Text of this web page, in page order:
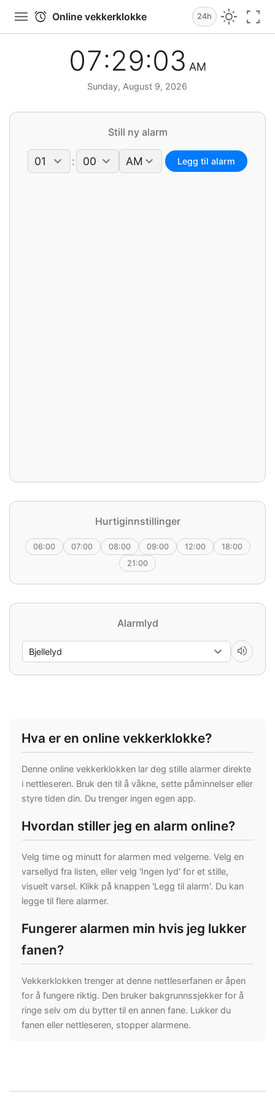
menu alarm Online vekkerklokke 24h light_mode fullscreen
07:29:03 AM
Sunday, August 9, 2026
Still ny alarm
: Legg til alarm
Hurtiginnstillinger
06:00 07:00 08:00 09:00 12:00
18:00
21:00
Alarmlyd
volume_up
Hva er en online vekkerklokke?
Denne online vekkerklokken lar deg stille alarmer direkte
i nettleseren. Bruk den til å våkne, sette påminnelser eller
styre tiden din. Du trenger ingen egen app.
Hvordan stiller jeg en alarm online?
Velg time og minutt for alarmen med velgerne. Velg en
varsellyd fra listen, eller velg 'Ingen lyd' for et stille,
visuelt varsel. Klikk på knappen 'Legg til alarm'. Du kan
legge til flere alarmer.
Fungerer alarmen min hvis jeg lukker
fanen?
Vekkerklokken trenger at denne nettleserfanen er åpen
for å fungere riktig. Den bruker bakgrunnssjekker for å
ringe selv om du bytter til en annen fane. Lukker du
fanen eller nettleseren, stopper alarmene.